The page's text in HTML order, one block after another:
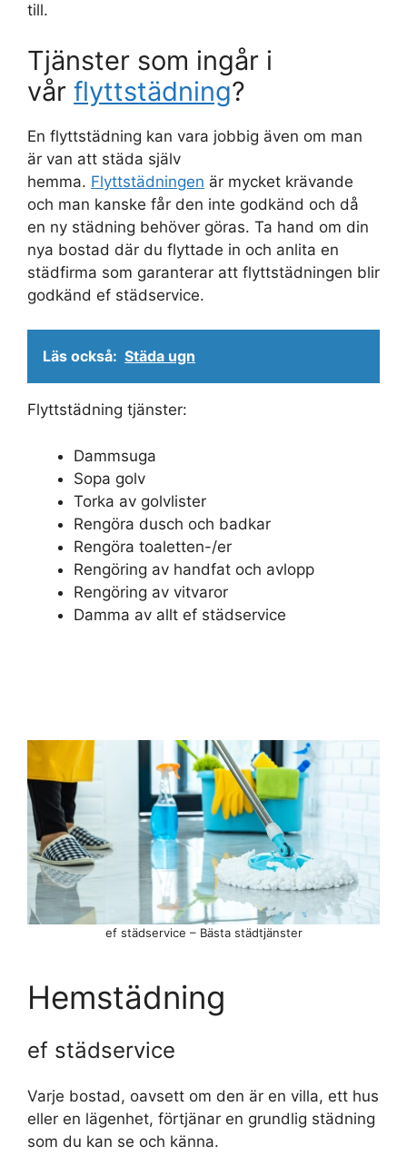
till.
Tjänster som ingår i
vår flyttstädning?
En flyttstädning kan vara jobbig även om man
är van att städa själv
hemma. Flyttstädningen är mycket krävande
och man kanske får den inte godkänd och då
en ny städning behöver göras. Ta hand om din
nya bostad där du flyttade in och anlita en
städfirma som garanterar att flyttstädningen blir
godkänd ef städservice.
Läs också: Städa ugn
Flyttstädning tjänster:
Dammsuga
Sopa golv
Torka av golvlister
Rengöra dusch och badkar
Rengöra toaletten-/er
Rengöring av handfat och avlopp
Rengöring av vitvaror
Damma av allt ef städservice
ef städservice – Bästa städtjänster
Hemstädning
ef städservice
Varje bostad, oavsett om den är en villa, ett hus
eller en lägenhet, förtjänar en grundlig städning
som du kan se och känna.